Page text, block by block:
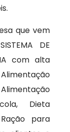
que vem
DE
com alta
Dieta
para